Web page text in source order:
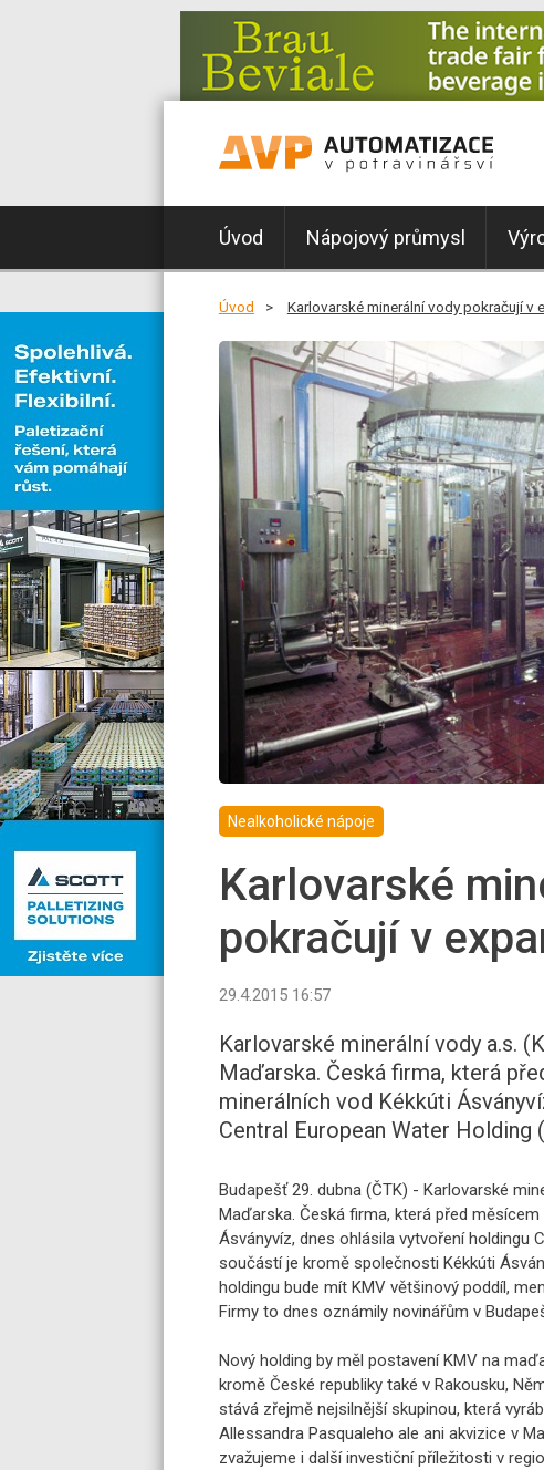
Úvod Nápojový průmysl
Úvod Karlovarské minerální vody pokračují v
Nealkoholické nápoje
Karlovarské
pokračují v
29.4.2015 16:57
Karlovarské minerální vody a.s.
Maďarska. Česká firma, která
minerálních vod Kékkúti
Central European Water Holding
Budapešť 29. dubna (ČTK) - Karlovarské
Maďarska. Česká firma, která před
Ásványvíz, dnes ohlásila vytvoření holdingu
součástí je kromě společnosti Kékkúti
holdingu bude mít KMV většinový poddíl,
Firmy to dnes oznámily novinářům v
Nový holding by měl postavení KMV na
kromě České republiky také v Rakousku,
stává zřejmě nejsilnější skupinou, která
Allessandra Pasqualeho ale ani akvizice v
zvažujeme i další investiční příležitosti v